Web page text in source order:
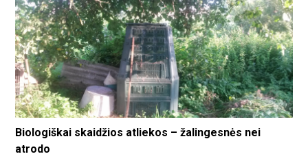
Biologiškai skaidžios atliekos – žalingesnės nei
atrodo